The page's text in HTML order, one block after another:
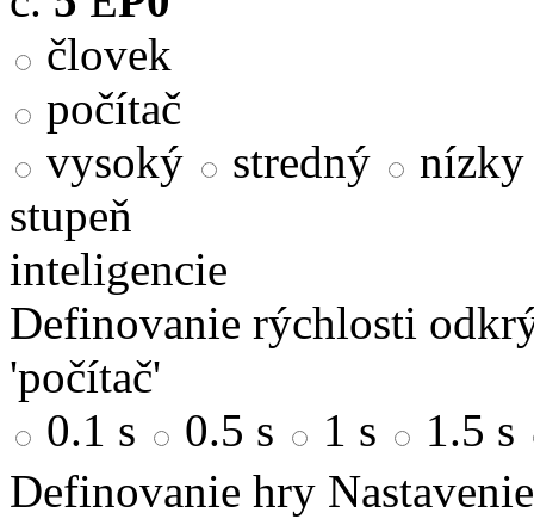
človek
počítač
vysoký
stredný
nízky
stupeň
inteligencie
Definovanie rýchlosti
'počítač'
0.1 s
0.5 s 1 s
1.5 s
Definovanie hry